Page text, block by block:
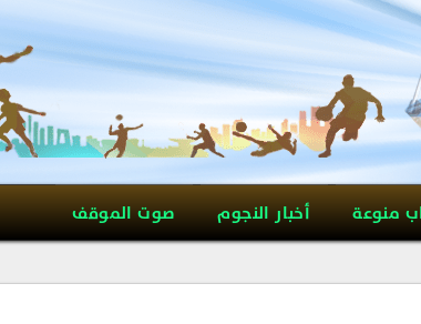
منوعة أخبار النجوم صوت الموقف